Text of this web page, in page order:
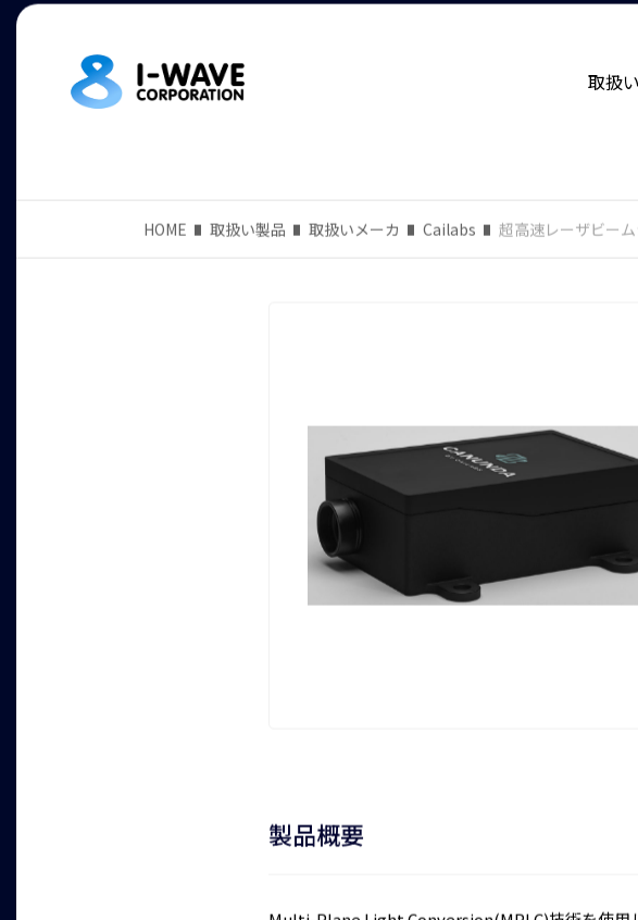
取扱
HOME 取扱い製品 取扱いメーカ Cailabs 超高速レーザビー
製品概要